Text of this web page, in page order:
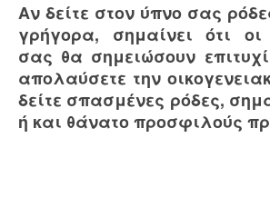
Αν δείτε στον ύπνο σας
γρήγορα, σημαίνει ότι οι
σας θα σημειώσουν
απολαύσετε την
δείτε σπασμένες ρόδες,
ή και θάνατο προσφιλούς